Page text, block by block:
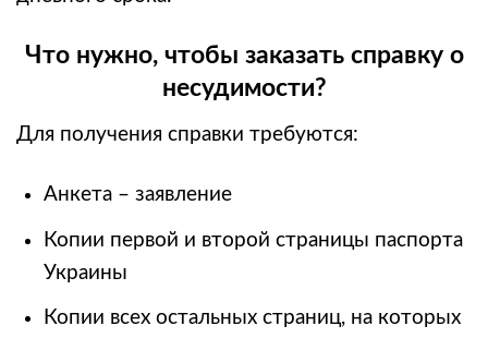
Что нужно, чтобы заказать справку о
несудимости?
Для получения справки требуются:
Анкета – заявление
Копии первой и второй страницы паспорта
Украины
Копии всех остальных страниц, на которых